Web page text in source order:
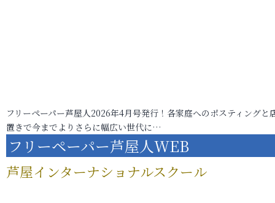
フリーペーパー芦屋人2026年4月号発行！各家庭へのポスティングと
置きで今までよりさらに幅広い世代に…
フリーペーパー芦屋人WEB
芦屋インターナショナルスクール